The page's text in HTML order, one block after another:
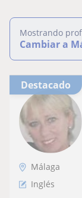
Mostrando
Cambiar a
Destacado
Málaga
Inglés